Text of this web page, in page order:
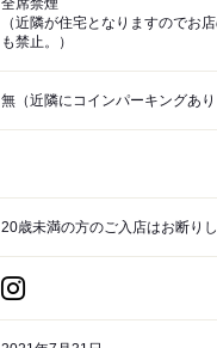
全席禁煙
（近隣が住宅となりますのでお
も禁止。）
無（近隣にコインパーキングあり
20歳未満の方のご入店はお断り